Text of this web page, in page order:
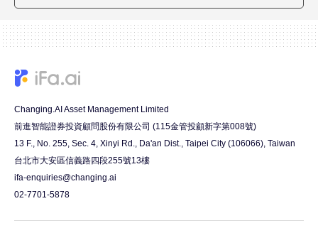
Changing.AI Asset Management Limited
前進智能證券投資顧問股份有限公司 (115金管投顧新字第008號)
13 F., No. 255, Sec. 4, Xinyi Rd., Da'an Dist., Taipei City (106066), Taiwan
台北市大安區信義路四段255號13樓
ifa-enquiries@changing.ai
02-7701-5878